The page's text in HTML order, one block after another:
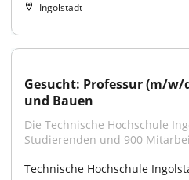
Ingolstadt
Gesucht: Professur (m/w/
und Bauen
Die Technische Hochschule
Studierenden und 900
Technische Hochschule